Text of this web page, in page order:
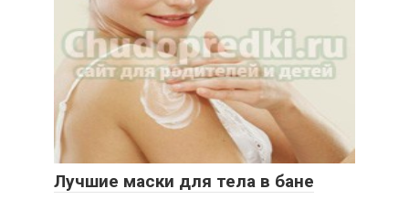
Лучшие маски для тела в бане